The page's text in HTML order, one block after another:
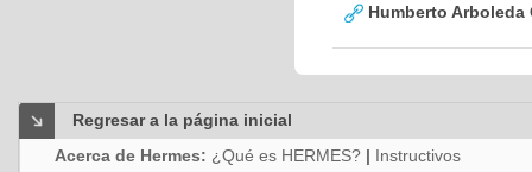
Humberto Arboleda
Regresar a la página inicial
Acerca de Hermes: ¿Qué es HERMES? | Instructivos